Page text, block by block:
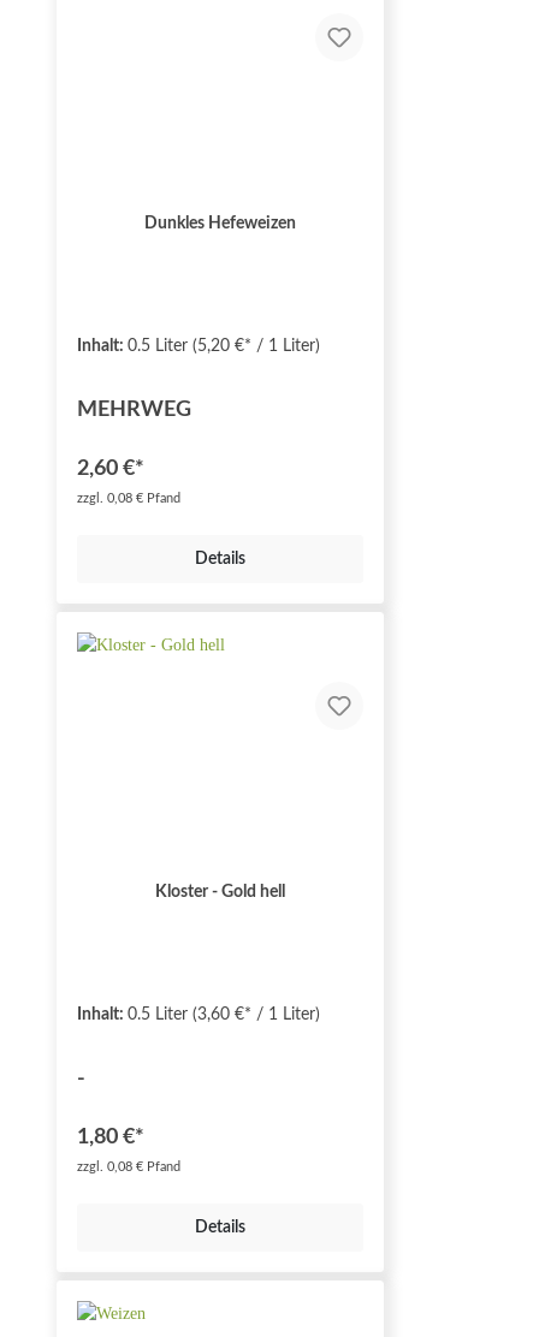
Dunkles Hefeweizen
Inhalt: 0.5 Liter (5,20 €* / 1 Liter)
MEHRWEG
2,60 €*
zzgl. 0,08 € Pfand
Details
Kloster - Gold hell
Inhalt: 0.5 Liter (3,60 €* / 1 Liter)
-
1,80 €*
zzgl. 0,08 € Pfand
Details